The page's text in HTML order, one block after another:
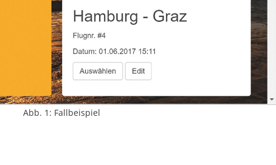
Abb. 1: Fallbeispiel